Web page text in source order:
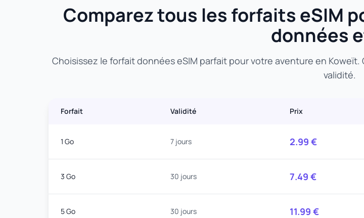
Comparez tous les forfaits eSIM
données
Choisissez le forfait données eSIM parfait pour votre aventure en
validité.
Forfait Validité Prix
1 Go 7 jours 2.99 €
3 Go 30 jours 7.49 €
5 Go 30 jours 11.99 €